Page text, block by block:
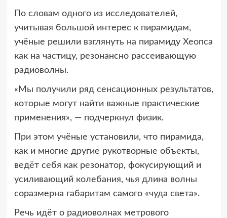
По словам одного из исследователей,
учитывая большой интерес к пирамидам,
учёные решили взглянуть на пирамиду Хеопса
как на частицу, резонансно рассеивающую
радиоволны.
«Мы получили ряд сенсационных результатов,
которые могут найти важные практические
применения», — подчеркнул физик.
При этом учёные установили, что пирамида,
как и многие другие рукотворные объекты,
ведёт себя как резонатор, фокусирующий и
усиливающий колебания, чья длина волны
соразмерна габаритам самого «чуда света».
Речь идёт о радиоволнах метрового